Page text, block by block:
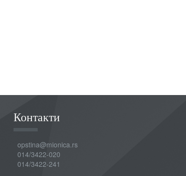
Контакти
opstina@mionica.rs
014/3422-020
014/3422-241